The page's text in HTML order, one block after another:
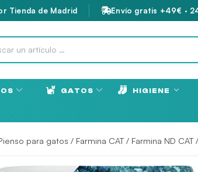
Tienda de Madrid Envío gratis +49€ ·
GATOS HIGIENE
para gatos / Farmina CAT/ Farmina ND CAT/